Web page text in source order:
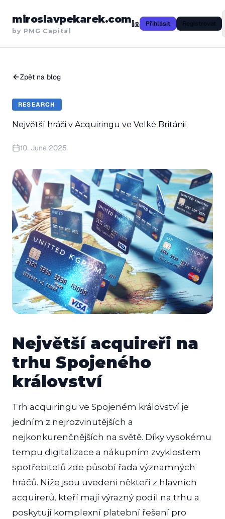
miroslavpekarek.com
by PMG Capital
Přihlásit
Zpět na blog
RESEARCH
Největší hráči v Acquiringu ve Velké Británii
10. June 2025
Největší acquireři na
trhu Spojeného
království
Trh acquiringu ve Spojeném království je
jedním z nejrozvinutějších a
nejkonkurenčnějších na světě. Díky vysokému
tempu digitalizace a nákupním zvyklostem
spotřebitelů zde působí řada významných
hráčů. Níže jsou uvedeni někteří z hlavních
acquirerů, kteří mají výrazný podíl na trhu a
poskytují komplexní platební řešení pro